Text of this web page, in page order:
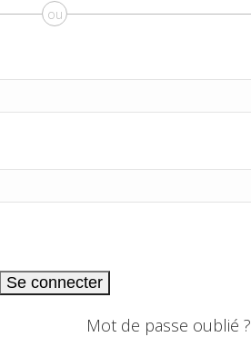
ou
Se connecter
Mot de passe oublié ?